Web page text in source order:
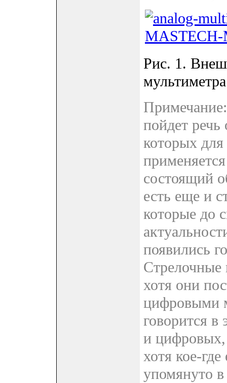
Рис. 1.
пойдет
которых для
состоящий
есть еще и
которые до
появились
Стрелочные
хотя они
цифровыми
говорится в
и цифровых,
хотя кое-
упомянуто